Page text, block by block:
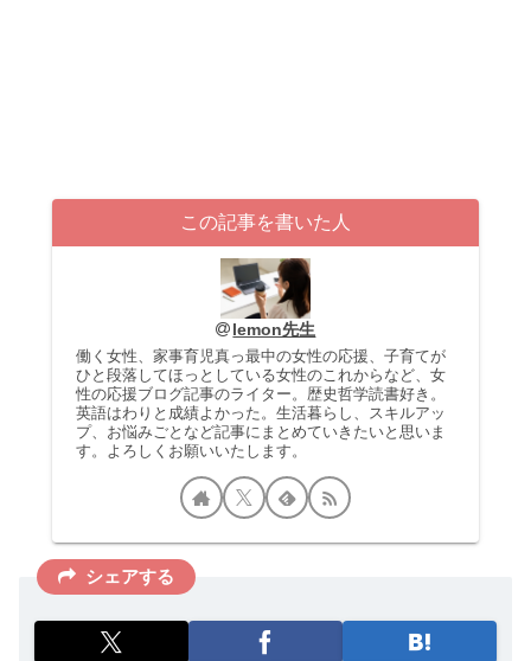
この記事を書いた人
lemon先生
働く女性、家事育児真っ最中の女性の応援、子育てが
ひと段落してほっとしている女性のこれからなど、女
性の応援ブログ記事のライター。歴史哲学読書好き。
英語はわりと成績よかった。生活暮らし、スキルアッ
プ、お悩みごとなど記事にまとめていきたいと思いま
す。よろしくお願いいたします。
シェアする